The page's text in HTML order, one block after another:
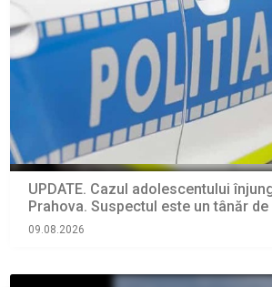
UPDATE. Cazul adolescentului
Prahova. Suspectul este un tânăr
09.08.2026